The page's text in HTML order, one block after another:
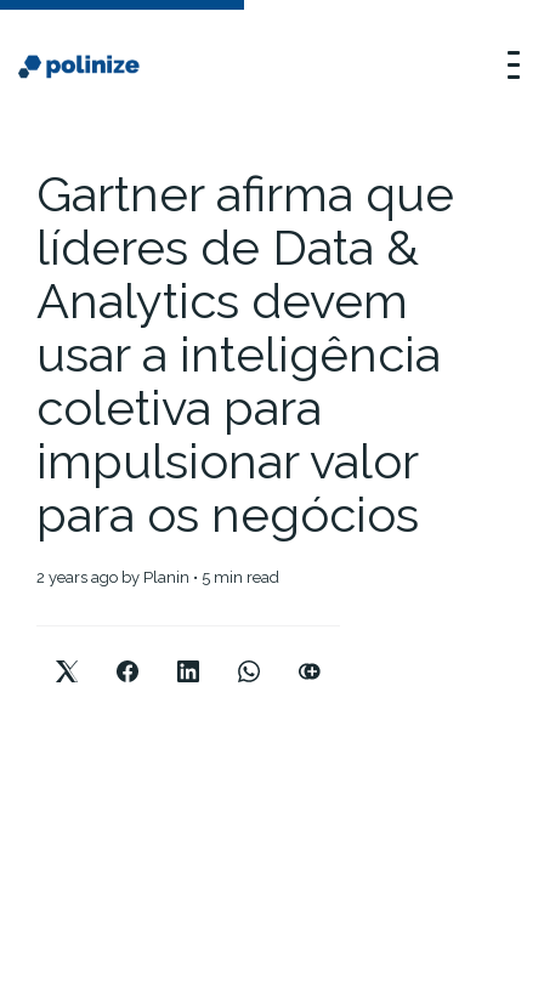
Gartner afirma que
líderes de Data &
Analytics devem
usar a inteligência
coletiva para
impulsionar valor
para os negócios
2 years ago by Planin • 5 min read